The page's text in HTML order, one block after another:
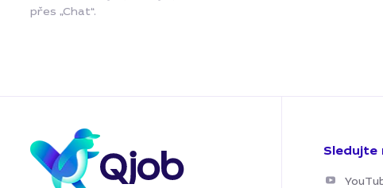
přes „Chat“.
Sledujte